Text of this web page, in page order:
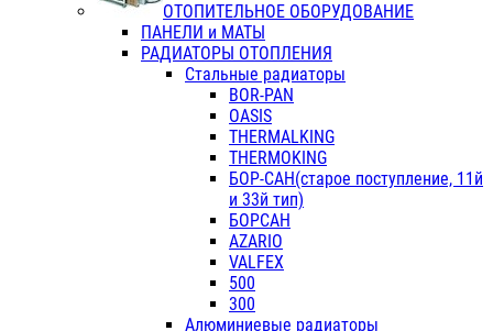
ОТОПИТЕЛЬНОЕ ОБОРУДОВАНИЕ
ПАНЕЛИ и МАТЫ
РАДИАТОРЫ ОТОПЛЕНИЯ
Стальные радиаторы
BOR-PAN
OASIS
THERMALKING
THERMOKING
БОР-САН(старое поступление, 11й
и 33й тип)
БОРСАН
AZARIO
VALFEX
500
300
Алюминиевые радиаторы